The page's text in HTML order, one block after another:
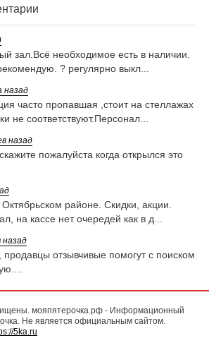
зал.Всё необходимое есть в наличии.
? регулярно выкл...
назад
часто пропавшая ,стоит на стеллажах
не соответствуют.Персонал...
назад
пожалуйста когда открылся это
районе. Скидки, акции.
на кассе нет очередей как в д...
назад
отзывчивые помогут с поиском
мояпятерочка.рф - Информационный
Не является официальным сайтом.
5ka.ru